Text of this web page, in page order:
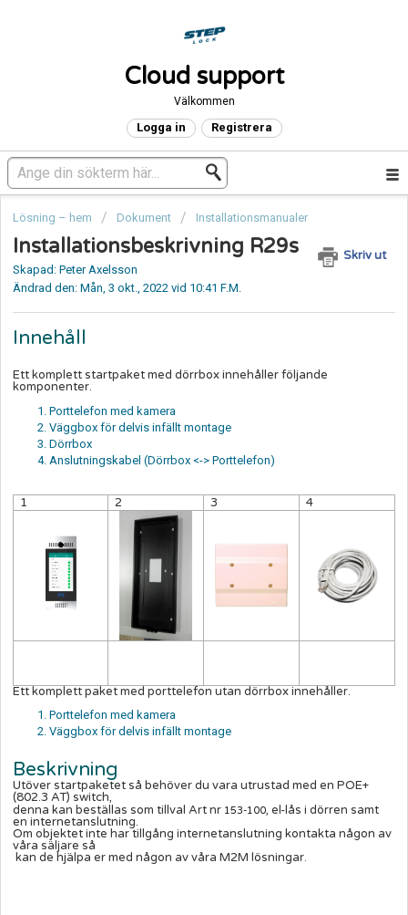
Cloud support
Välkommen
Logga in Registrera
Lösning – hem Dokument Installationsmanualer
Installationsbeskrivning R29s Skriv ut
Skapad: Peter Axelsson
Ändrad den: Mån, 3 okt., 2022 vid 10:41 F.M.
Innehåll
Ett komplett startpaket med dörrbox innehåller följande
komponenter.
Porttelefon med kamera
Väggbox för delvis infällt montage
Dörrbox
Anslutningskabel (Dörrbox <-> Porttelefon)
1 2 3 4
Ett komplett paket med porttelefon utan dörrbox innehåller.
Porttelefon med kamera
Väggbox för delvis infällt montage
Beskrivning
Utöver startpaketet så behöver du vara utrustad med en POE+
(802.3 AT) switch,
denna kan beställas som tillval Art nr 153-100, el-lås i dörren samt
en internetanslutning.
Om objektet inte har tillgång internetanslutning kontakta någon av
våra säljare så
kan de hjälpa er med någon av våra M2M lösningar.